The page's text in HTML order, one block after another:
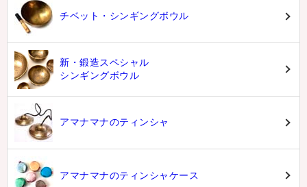
チベット・シンギングボウル
新・鍛造スペシャル
シンギングボウル
アマナマナのティンシャ
アマナマナのティンシャケース